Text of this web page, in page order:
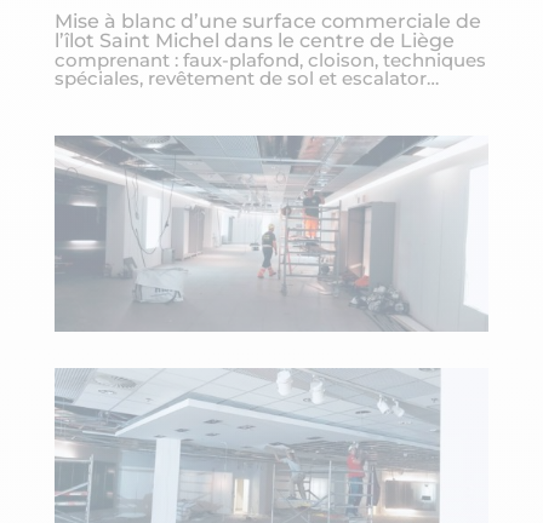
Mise à blanc d’une surface commerciale de
l’îlot Saint Michel dans le centre de Liège
comprenant : faux-plafond, cloison, techniques
spéciales, revêtement de sol et escalator…